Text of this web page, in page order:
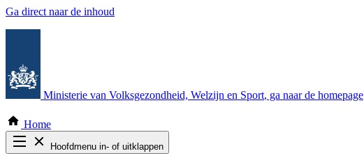
Ga direct naar de inhoud
Ministerie van Volksgezondheid, Welzijn en Sport, ga naar de homepage
Home
Hoofdmenu in- of uitklappen